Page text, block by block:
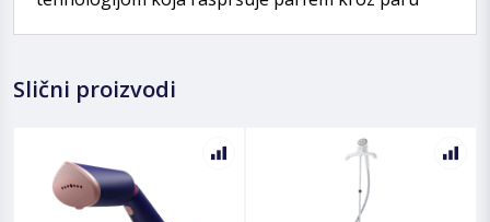
Slični proizvodi